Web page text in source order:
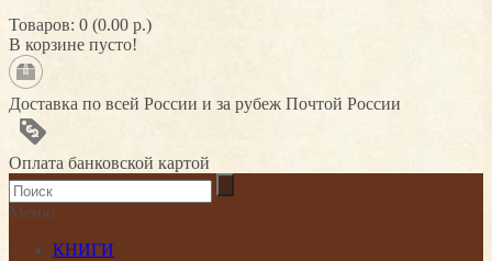
Товаров: 0 (0.00 р.)
В корзине пусто!
Доставка по всей России и за рубеж Почтой России
Оплата банковской картой
Меню
КНИГИ